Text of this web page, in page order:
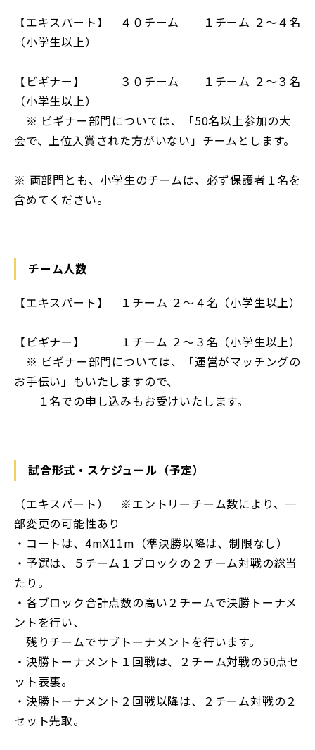
【エキスパート】 ４０チーム １チーム ２～４名
（小学生以上）
【ビギナー】 ３０チーム １チーム ２～３名
（小学生以上）
※ ビギナー部門については、「50名以上参加の大
会で、上位入賞された方がいない」チームとします。
※ 両部門とも、小学生のチームは、必ず保護者１名を
含めてください。
チーム人数
【エキスパート】 １チーム ２～４名（小学生以上）
【ビギナー】 １チーム ２～３名（小学生以上）
※ ビギナー部門については、「運営がマッチングの
お手伝い」もいたしますので、
１名での申し込みもお受けいたします。
試合形式・スケジュール（予定）
（エキスパート） ※エントリーチーム数により、一
部変更の可能性あり
・コートは、4mX11m（準決勝以降は、制限なし）
・予選は、５チーム１ブロックの２チーム対戦の総当
たり。
・各ブロック合計点数の高い２チームで決勝トーナメ
ントを行い、
残りチームでサブトーナメントを行います。
・決勝トーナメント１回戦は、２チーム対戦の50点セ
ット表裏。
・決勝トーナメント２回戦以降は、２チーム対戦の２
セット先取。